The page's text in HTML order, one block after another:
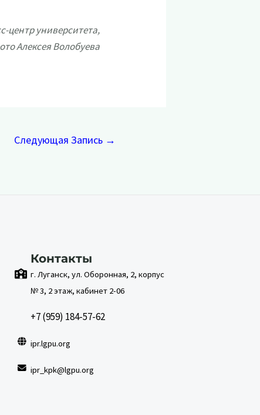
центр университета,
Алексея Волобуева
Следующая Запись →
Контакты
г. Луганск, ул. Оборонная, 2, корпус
№ 3, 2 этаж, кабинет 2-06
+7 (959) 184-57-62
ipr.lgpu.org
ipr_kpk@lgpu.org